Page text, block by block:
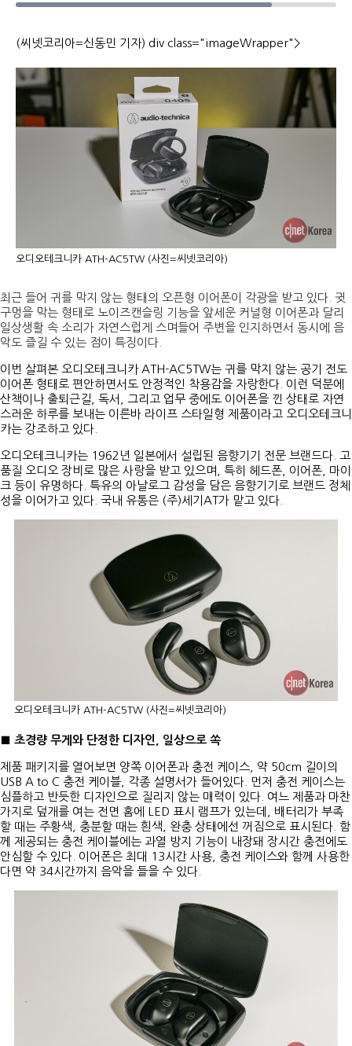
(씨넷코리아=신동민 기자) div class="imageWrapper">
오디오테크니카 ATH-AC5TW (사진=씨넷코리아)
최근 들어 귀를 막지 않는 형태의 오픈형 이어폰이 각광을 받고 있다. 귓
구멍을 막는 형태로 노이즈캔슬링 기능을 앞세운 커널형 이어폰과 달리
일상생활 속 소리가 자연스럽게 스며들어 주변을 인지하면서 동시에 음
악도 즐길 수 있는 점이 특징이다.
이번 살펴본 오디오테크니카 ATH-AC5TW는 귀를 막지 않는 공기 전도
이어폰 형태로 편안하면서도 안정적인 착용감을 자랑한다. 이런 덕분에
산책이나 출퇴근길, 독서, 그리고 업무 중에도 이어폰을 낀 상태로 자연
스러운 하루를 보내는 이른바 라이프 스타일형 제품이라고 오디오테크니
카는 강조하고 있다.
오디오테크니카는 1962년 일본에서 설립된 음향기기 전문 브랜드다. 고
품질 오디오 장비로 많은 사랑을 받고 있으며, 특히 헤드폰, 이어폰, 마이
크 등이 유명하다. 특유의 아날로그 감성을 담은 음향기기로 브랜드 정체
성을 이어가고 있다. 국내 유통은 (주)세기AT가 맡고 있다.
오디오테크니카 ATH-AC5TW (사진=씨넷코리아)
■ 초경량 무게와 단정한 디자인, 일상으로 쏙
제품 패키지를 열어보면 양쪽 이어폰과 충전 케이스, 약 50cm 길이의
USB A to C 충전 케이블, 각종 설명서가 들어있다. 먼저 충전 케이스는
심플하고 반듯한 디자인으로 질리지 않는 매력이 있다. 여느 제품과 마찬
가지로 덮개를 여는 전면 홈에 LED 표시 램프가 있는데, 배터리가 부족
할 때는 주황색, 충분할 때는 흰색, 완충 상태에선 꺼짐으로 표시된다. 함
께 제공되는 충전 케이블에는 과열 방지 기능이 내장돼 장시간 충전에도
안심할 수 있다. 이어폰은 최대 13시간 사용, 충전 케이스와 함께 사용한
다면 약 34시간까지 음악을 들을 수 있다.